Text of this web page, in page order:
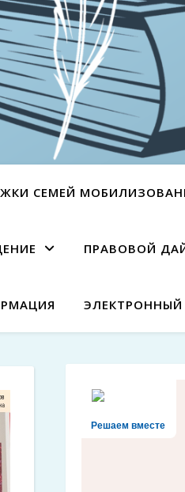
СЕМЕЙ
ПРАВОВОЙ
ЭЛЕКТРОННЫЙ
Решаем вместе